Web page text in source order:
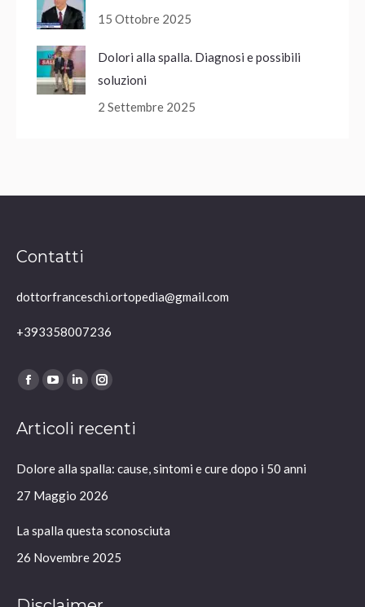
15 Ottobre 2025
Dolori alla spalla. Diagnosi e possibili
soluzioni
2 Settembre 2025
Contatti
dottorfranceschi.ortopedia@gmail.com
+393358007236
Ci puoi trovare su:
Facebook
opens
new
window
YouTube
opens
new
window
Linkedin
opens
new
window
Instagram
opens
new
window
Articoli recenti
Dolore alla spalla: cause, sintomi e cure dopo i 50 anni
27 Maggio 2026
La spalla questa sconosciuta
26 Novembre 2025